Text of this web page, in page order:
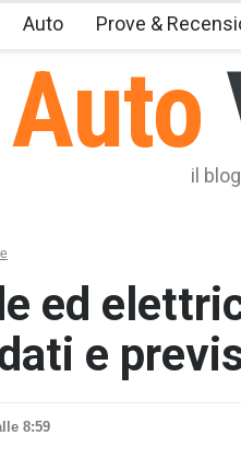
Auto
il
Auto Prove &
ed
e
8:59